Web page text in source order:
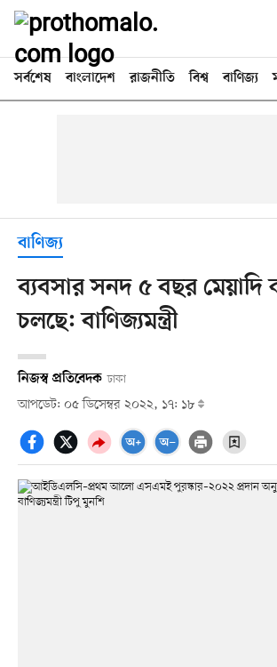
সর্বশেষ বাংলাদেশ রাজনীতি বিশ্ব বাণিজ্য
বাণিজ্য
ব্যবসার সনদ ৫ বছর মেয়াদি
চলছে: বাণিজ্যমন্ত্রী
নিজস্ব প্রতিবেদক ঢাকা
আপডেট: ০৫ ডিসেম্বর ২০২২, ১৭: ১৮